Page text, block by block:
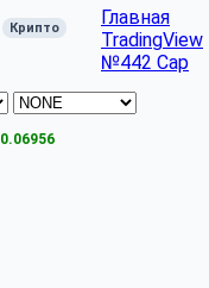
Крипто
Главная
TradingView
№442 Cap
0.06956